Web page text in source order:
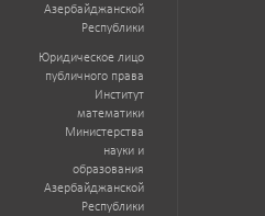
Азербайджанской
Республики
Юридическое лицо
публичного права
Институт
математики
Министерства
науки и
образования
Азербайджанской
Республики